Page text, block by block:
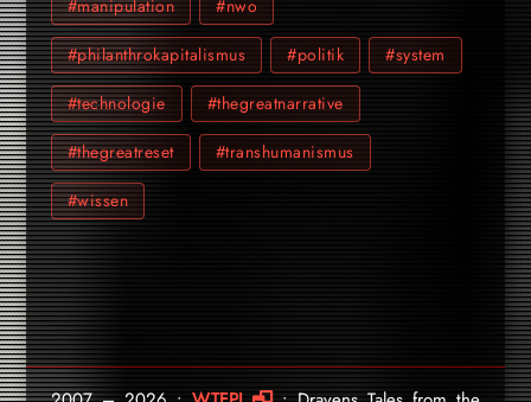
#manipulation #nwo
#philanthrokapitalismus #politik #system
#technologie #thegreatnarrative
#thegreatreset #transhumanismus
#wissen